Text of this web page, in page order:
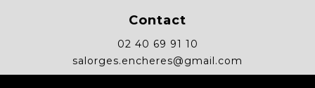
Contact
02 40 69 91 10
salorges.encheres@gmail.com